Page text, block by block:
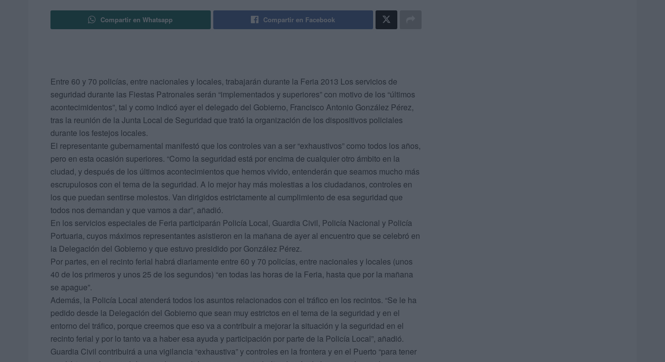
Compartir en Whatsapp Compartir en Facebook
Entre 60 y 70 policías, entre nacionales y locales, trabajarán durante la Feria 2013 Los servicios de
seguridad durante las Fiestas Patronales serán “implementados y superiores” con motivo de los “últimos
acontecimidentos”, tal y como indicó ayer el delegado del Gobierno, Francisco Antonio González Pérez,
tras la reunión de la Junta Local de Seguridad que trató la organización de los dispositivos policiales
durante los festejos locales.
El representante gubernamental manifestó que los controles van a ser “exhaustivos” como todos los años,
pero en esta ocasión superiores. “Como la seguridad está por encima de cualquier otro ámbito en la
ciudad, y después de los últimos acontecimientos que hemos vivido, entenderán que seamos mucho más
escrupulosos con el tema de la seguridad. A lo mejor hay más molestias a los ciudadanos, controles en
los que puedan sentirse molestos. Van dirigidos estrictamente al cumplimiento de esa seguridad que
todos nos demandan y que vamos a dar”, añadió.
En los servicios especiales de Feria participarán Policía Local, Guardia Civil, Policía Nacional y Policía
Portuaria, cuyos máximos representantes asistieron en la mañana de ayer al encuentro que se celebró en
la Delegación del Gobierno y que estuvo presidido por González Pérez.
Por partes, en el recinto ferial habrá diariamente entre 60 y 70 policías, entre nacionales y locales (unos
40 de los primeros y unos 25 de los segundos) “en todas las horas de la Feria, hasta que por la mañana
se apague”.
Además, la Policía Local atenderá todos los asuntos relacionados con el tráfico en los recintos. “Se le ha
pedido desde la Delegación del Gobierno que sean muy estrictos en el tema de la seguridad y en el
entorno del tráfico, porque creemos que eso va a contribuir a mejorar la situación y la seguridad en el
recinto ferial y por lo tanto va a haber esa ayuda y participación por parte de la Policía Local”, añadió.
Guardia Civil contribuirá a una vigilancia “exhaustiva” y controles en la frontera y en el Puerto “para tener